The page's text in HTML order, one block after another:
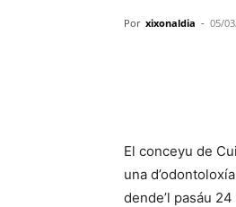
Por xixonaldia - 05/
El conceyu de
una
dende’l pasáu